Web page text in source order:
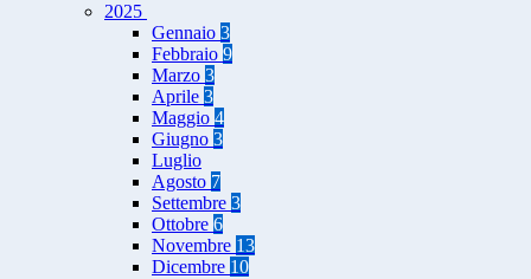
2025
Gennaio 3
Febbraio 9
Marzo 3
Aprile 3
Maggio 4
Giugno 3
Luglio
Agosto 7
Settembre 3
Ottobre 6
Novembre 13
Dicembre 10